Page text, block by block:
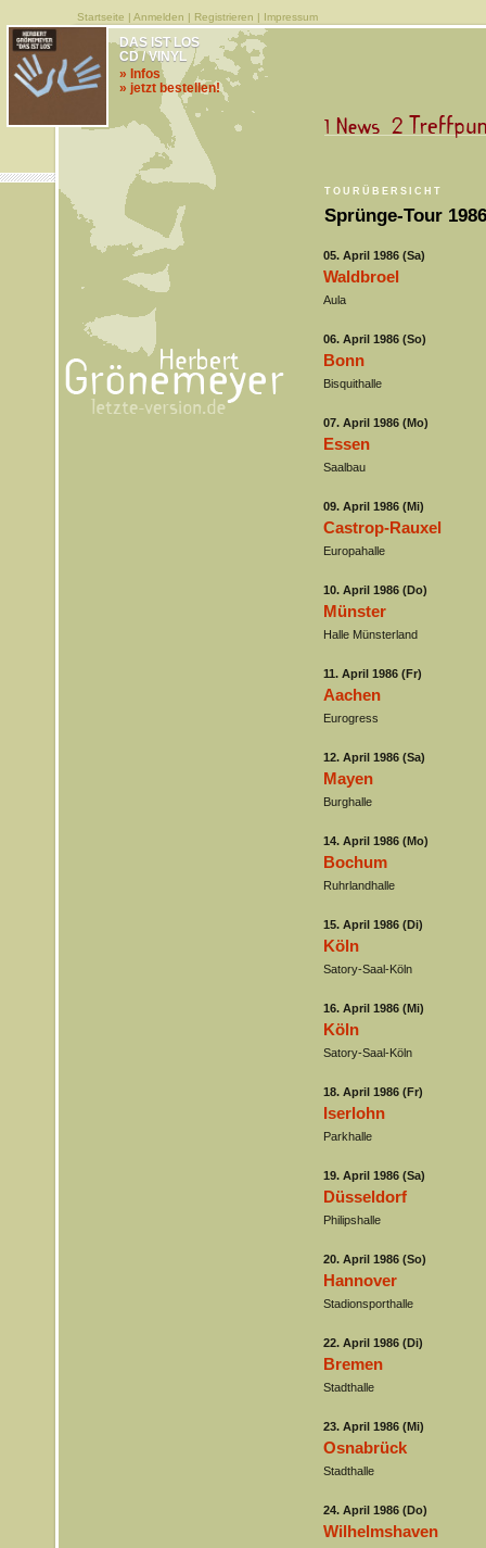
Startseite | Anmelden | Registrieren | Impressum
TOURÜBERSICHT
Sprünge-Tour
DAS IST LOS
CD / VINYL
» Infos
» jetzt bestellen!
05. April 1986 (Sa)
Waldbroel
Aula
06. April 1986 (So)
Bonn
Bisquithalle
07. April 1986 (Mo)
Essen
Saalbau
09. April 1986 (Mi)
Castrop-Rauxel
Europahalle
10. April 1986 (Do)
Münster
Halle Münsterland
11. April 1986 (Fr)
Aachen
Eurogress
12. April 1986 (Sa)
Mayen
Burghalle
14. April 1986 (Mo)
Bochum
Ruhrlandhalle
15. April 1986 (Di)
Köln
Satory-Saal-Köln
16. April 1986 (Mi)
Köln
Satory-Saal-Köln
18. April 1986 (Fr)
Iserlohn
Parkhalle
19. April 1986 (Sa)
Düsseldorf
Philipshalle
20. April 1986 (So)
Hannover
Stadionsporthalle
22. April 1986 (Di)
Bremen
Stadthalle
23. April 1986 (Mi)
Osnabrück
Stadthalle
24. April 1986 (Do)
Wilhelmshaven